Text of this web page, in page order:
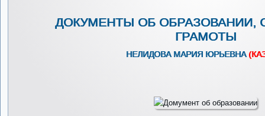
ДОКУМЕНТЫ ОБ ОБРАЗОВАНИИ,
ГРАМОТЫ
НЕЛИДОВА МАРИЯ ЮРЬЕВНА